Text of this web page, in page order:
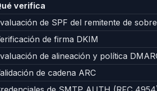
verifica
de SPF del remitente de sobre
de firma DKIM
de alineación y política
de cadena ARC